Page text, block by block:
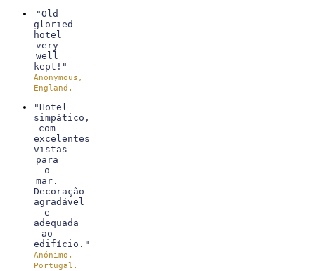
"Old
gloried
hotel
very
well
kept!"
Anonymous,
England.
"Hotel
simpático,
com
excelentes
vistas
para
o
mar.
Decoração
agradável
e
adequada
ao
edifício."
Anónimo,
Portugal.